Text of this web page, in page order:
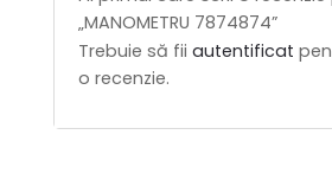
„MANOMETRU 7874874”
Trebuie să fii autentificat
o recenzie.